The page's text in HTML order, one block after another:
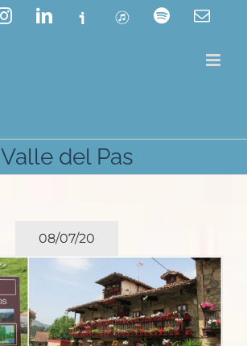
InstagramLinkedIn
Ivoox ITunes Spotify
Valle del Pas
08/07/20